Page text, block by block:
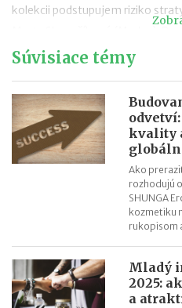
kolekcii podstupujem riziko
Od Taliana kúpili zmrzlináreň
Michaela Otrusina (Maem Kids):
práci podniká. Šije hniezda pre
Veronika Kostková: Zo
Vrátenie tovaru - ako riešia
Ako založiť eshop? Radia
Klaudia Bednárová (The
Súvisiace témy
kvality
Ako
rozhodujú
SHUNGA
kozmetiku
rukopisom
Mladý
2025:
a